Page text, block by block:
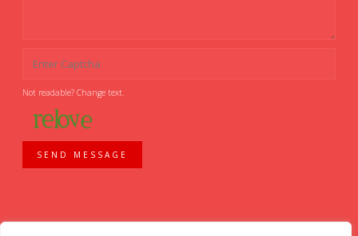
Not readable? Change text.
SEND MESSAGE